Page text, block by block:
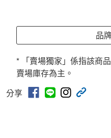
品
* 「賣場獨家」係指該商
賣場庫存為主。
分享